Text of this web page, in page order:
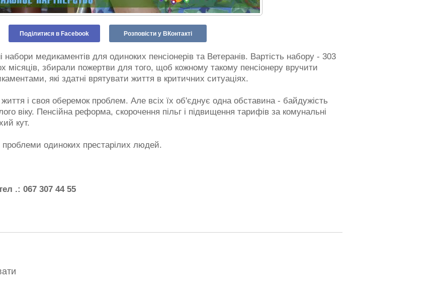
Поділитися в Facebook Розповісти у ВКонтакті
набори медикаментів для одиноких пенсіонерів та Ветеранів. Вартість набору - 303
місяців, збирали пожертви для того, щоб кожному такому пенсіонеру вручити
які здатні врятувати життя в критичних ситуаціях.
життя і своя оберемок проблем. Але всіх їх об'єднує одна обставина - байдужість
віку. Пенсійна реформа, скорочення пільг і підвищення тарифів за комунальні
кут.
проблеми одиноких престарілих людей.
.: 067 307 44 55